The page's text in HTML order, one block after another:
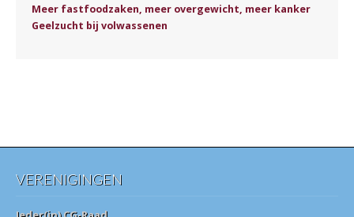
Meer fastfoodzaken, meer overgewicht, meer kanker
Geelzucht bij volwassenen
VERENIGINGEN